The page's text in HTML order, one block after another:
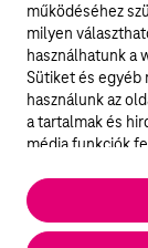
Felhívások
Közösségi média
Cookie beállítások
működéséhez
milyen
használhatunk a
Sütiket és egyéb
használunk az
a tartalmak és
média funkciók
kikapcsolni őket
statisztikai,